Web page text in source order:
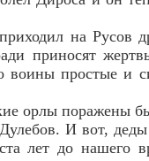
на Русов
приносят
воины простые и
орлы поражены
И вот,
лет до нашего